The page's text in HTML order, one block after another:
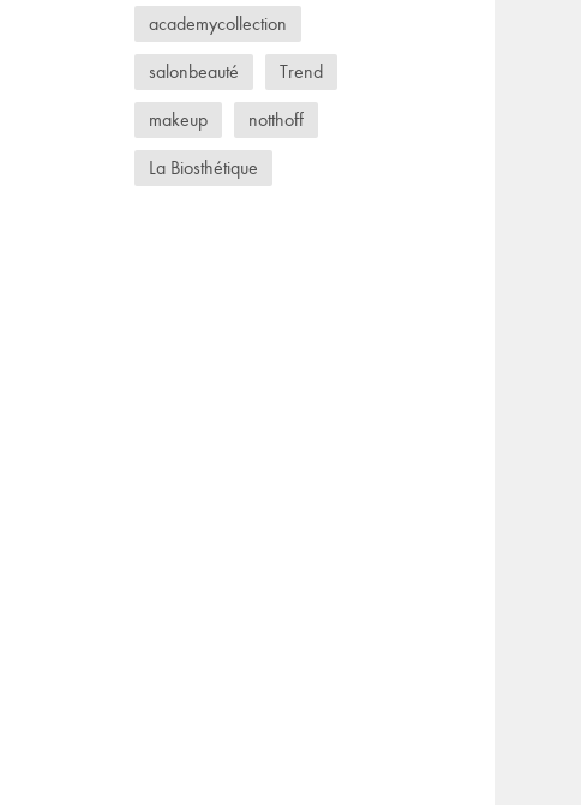
academycollection
salonbeauté Trend
makeup notthoff
La Biosthétique